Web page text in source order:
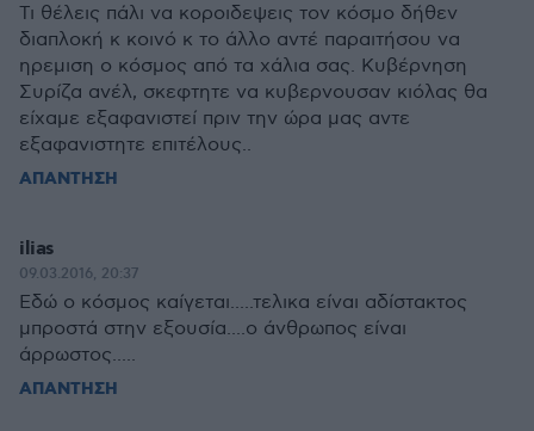
Τι θέλεις πάλι να κοροιδεψεις τον κόσμο δήθεν
διαπλοκή κ κοινό κ το άλλο αντέ παραιτήσου να
ηρεμιση ο κόσμος από τα χάλια σας. Κυβέρνηση
Συρίζα ανέλ, σκεφτητε να κυβερνουσαν κιόλας θα
είχαμε εξαφανιστεί πριν την ώρα μας αντε
εξαφανιστητε επιτέλους..
ΑΠΑΝΤΗΣΗ
ilias
09.03.2016, 20:37
Εδώ ο κόσμος καίγεται.....τελικα είναι αδίστακτος
μπροστά στην εξουσία....ο άνθρωπος είναι
άρρωστος.....
ΑΠΑΝΤΗΣΗ